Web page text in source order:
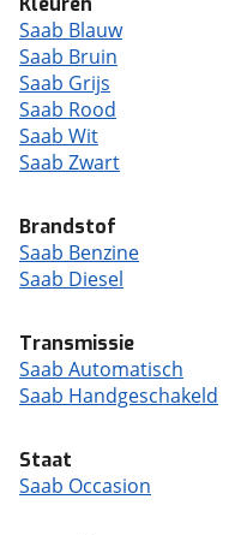
Saab Blauw
Saab Bruin
Saab Grijs
Saab Rood
Saab Wit
Saab Zwart
Brandstof
Saab Benzine
Saab Diesel
Transmissie
Saab Automatisch
Saab Handgeschakeld
Staat
Saab Occasion